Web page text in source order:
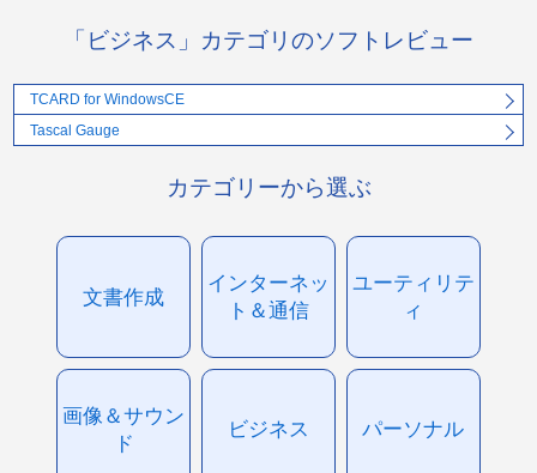
「ビジネス」カテゴリのソフトレビュー
TCARD for WindowsCE
Tascal Gauge
カテゴリーから選ぶ
文書作成
インターネッ
ト＆通信
ユーティリテ
ィ
画像＆サウン
ド
ビジネス パーソナル